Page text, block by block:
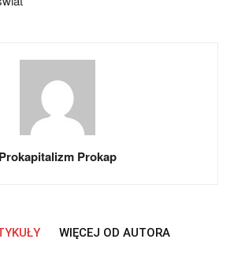
Prokapitalizm Prokap
WIĘCEJ OD AUTORA